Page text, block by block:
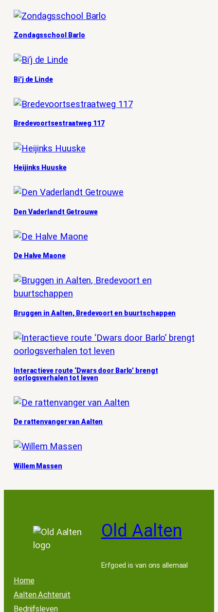
Zondagsschool Barlo
Bi’j de Linde
Bredevoortsestraatweg 117
Heijinks Huuske
Den Vaderlandt Getrouwe
De Halve Maone
Bruggen in Aalten, Bredevoort en buurtschappen
Interactieve route ‘Dwars door Barlo’ brengt
oorlogsverhalen tot leven
De rattenvanger van Aalten
Willem Massen
Old Aalten
Erfgoed is van ons allemaal
Home
Aalten Achteruit
Bedrijfsleven